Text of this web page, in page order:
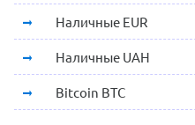
Наличные EUR
Наличные UAH
Bitcoin BTC